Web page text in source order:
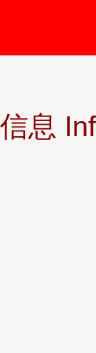
息